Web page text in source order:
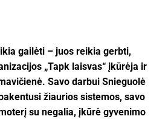
gailėti – juos reikia gerbti,
„Tapk laisvas“ įkūrėja ir
Savo darbui Snieguolė
žiaurios sistemos, savo
su negalia, įkūrė gyvenimo